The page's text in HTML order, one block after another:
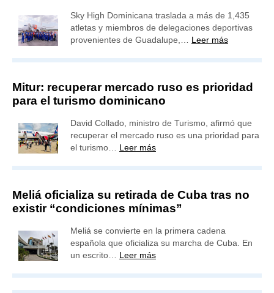
Sky High Dominicana traslada a más de 1,435
atletas y miembros de delegaciones deportivas
provenientes de Guadalupe,… Leer más
Mitur: recuperar mercado ruso es prioridad
para el turismo dominicano
David Collado, ministro de Turismo, afirmó que
recuperar el mercado ruso es una prioridad para
el turismo… Leer más
Meliá oficializa su retirada de Cuba tras no
existir “condiciones mínimas”
Meliá se convierte en la primera cadena
española que oficializa su marcha de Cuba. En
un escrito… Leer más